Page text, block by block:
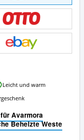
Avarmora
Beheizte Weste
Leicht und warm